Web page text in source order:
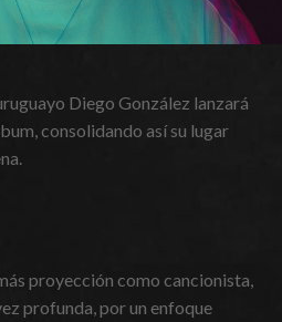
Diego González lanzará
consolidando así su lugar
proyección como cancionista,
profunda, por un enfoque